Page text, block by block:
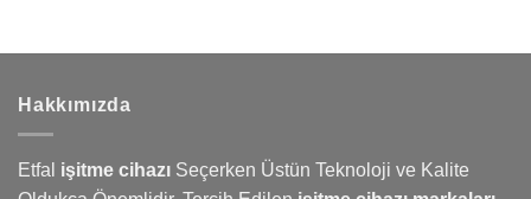
Hakkımızda
Etfal işitme cihazı Seçerken Üstün Teknoloji ve Kalite